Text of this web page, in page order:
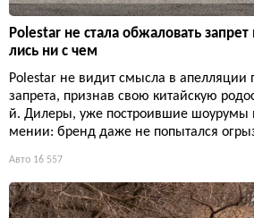
Polestar не стала обжаловать
лись ни с чем
Polestar не видит смысла в апелляции
запрета, признав свою китайскую
й. Дилеры, уже построившие шоурумы
мении: бренд даже не попытался
Авто 16 557